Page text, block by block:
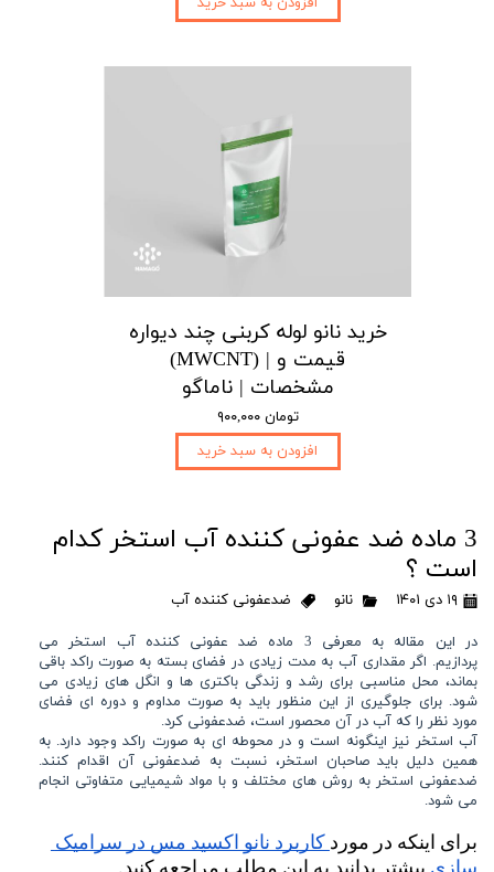
3 ماده ضد عفونی کننده آب استخر کدام
است ؟
۱۹ دی ۱۴۰۱ نانو ضدعفونی کننده آب
در این مقاله به معرفی 3 ماده ضد عفونی کننده آب استخر می
پردازیم. اگر مقداری آب به مدت زیادی در فضای بسته به صورت راکد باقی
بماند، محل مناسبی برای رشد و زندگی باکتری ها و انگل های زیادی می
شود. برای جلوگیری از این منظور باید به صورت مداوم و دوره ای فضای
مورد نظر را که آب در آن محصور است، ضدعفونی کرد.
آب استخر نیز اینگونه است و در محوطه ای به صورت راکد وجود دارد. به
همین دلیل باید صاحبان استخر، نسبت به ضدعفونی آن اقدام کنند.
ضدعفونی استخر به روش های مختلف و با مواد شیمیایی متفاوتی انجام
می شود.
برای اینکه در مورد
خرید نانو لوله کربنی چند دیواره
(MWCNT) | قیمت و
مشخصات | ناماگو
۹۰۰,۰۰۰ تومان
افزودن به سبد خرید